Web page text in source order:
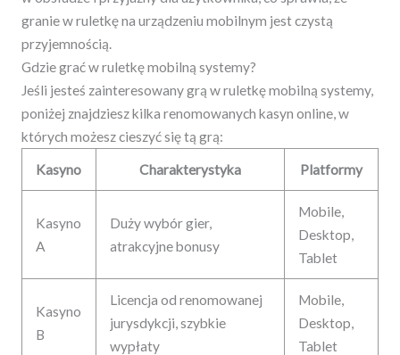
granie w ruletkę na urządzeniu mobilnym jest czystą
przyjemnością.
Gdzie grać w ruletkę mobilną systemy?
Jeśli jesteś zainteresowany grą w ruletkę mobilną systemy,
poniżej znajdziesz kilka renomowanych kasyn online, w
których możesz cieszyć się tą grą:
Kasyno Charakterystyka Platformy
Kasyno
A
Duży wybór gier,
atrakcyjne bonusy
Mobile,
Desktop,
Tablet
Kasyno
B
Licencja od renomowanej
jurysdykcji, szybkie
wypłaty
Mobile,
Desktop,
Tablet